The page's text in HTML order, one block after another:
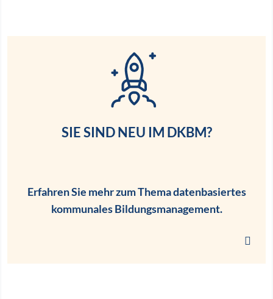
SIE SIND NEU IM DKBM?
Erfahren Sie mehr zum Thema datenbasiertes
kommunales Bildungsmanagement.